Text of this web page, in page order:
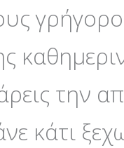
την
κάτι